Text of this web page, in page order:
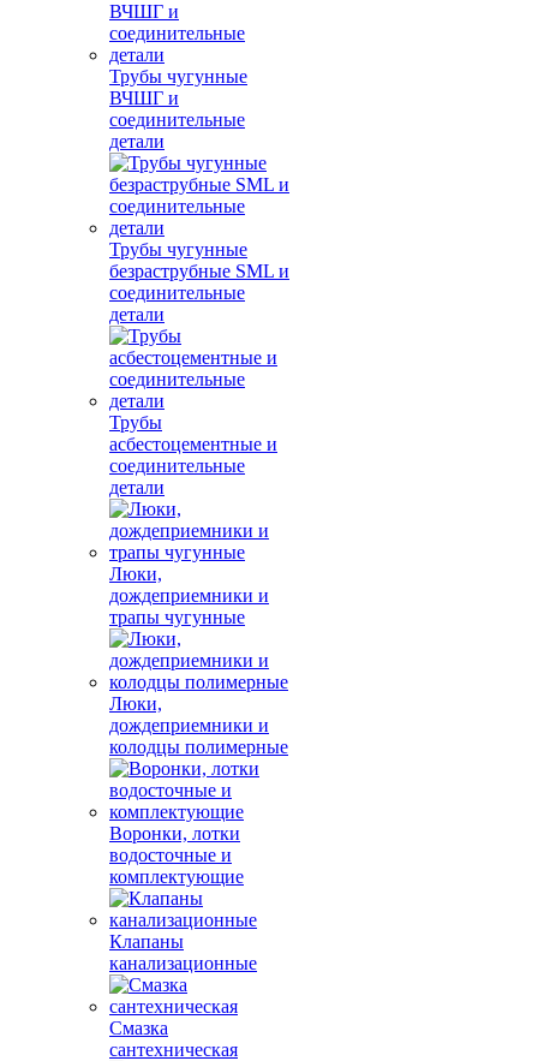
Трубы чугунные
ВЧШГ и
соединительные
детали
Трубы чугунные
безраструбные SML и
соединительные
детали
Трубы
асбестоцементные и
соединительные
детали
Люки,
дождеприемники и
трапы чугунные
Люки,
дождеприемники и
колодцы полимерные
Воронки, лотки
водосточные и
комплектующие
Клапаны
канализационные
Смазка
сантехническая